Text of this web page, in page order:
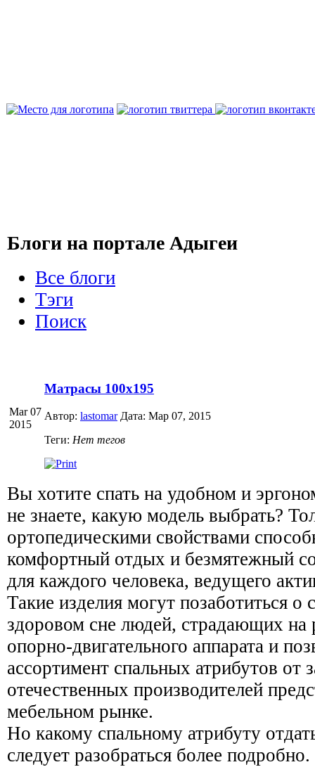
Блоги на портале Адыгеи
Все блоги
Тэги
Поиск
Mar 07
2015
Матрасы 100х195
Автор: lastomar Дата: Мар 07, 2015
Теги: Нет тегов
Вы хотите спать на удобном и
не знаете, какую модель выбрать?
ортопедическими свойствами
комфортный отдых и безмятежный
для каждого человека, ведущего
Такие изделия могут позаботиться о
здоровом сне людей, страдающих на
опорно-двигательного аппарата и
ассортимент спальных атрибутов от
отечественных производителей
мебельном рынке.
Но какому спальному атрибуту
следует разобраться более подробно.